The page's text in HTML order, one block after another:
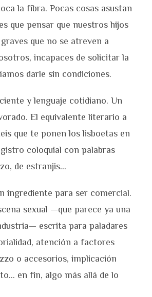
la fibra. Pocas cosas asustan
que pensar que nuestros hijos
que no se atreven a
incapaces de solicitar la
darle sin condiciones.
y lenguaje cotidiano. Un
El equivalente literario a
que te ponen los lisboetas en
coloquial con palabras
de estranjis…
ingrediente para ser comercial.
sexual —que parece ya una
escrita para paladares
atención a factores
o accesorios, implicación
en fin, algo más allá de lo